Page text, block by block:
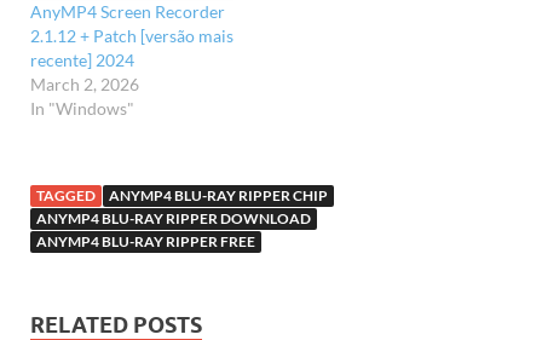
AnyMP4 Screen Recorder
2.1.12 + Patch [versão mais
recente] 2024
March 2, 2026
In "Windows"
TAGGED
ANYMP4 BLU-RAY RIPPER CHIP
ANYMP4 BLU-RAY RIPPER DOWNLOAD
ANYMP4 BLU-RAY RIPPER FREE
RELATED POSTS